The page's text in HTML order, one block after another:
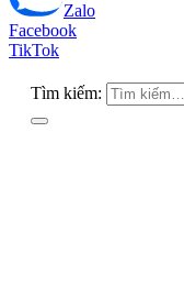
Zalo
Facebook
TikTok
Tìm kiếm: